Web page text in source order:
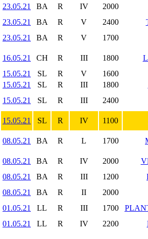
23.05.21
BA R IV 2000
23.05.21
BA R V 2400
23.05.21
BA R V 1700
16.05.21 CH R III 1800
15.05.21
SL R V 1600
15.05.21
SL R III 1800
15.05.21
SL R III 2400
15.05.21 SL R IV 1100
08.05.21 BA R L 1700
08.05.21 BA R IV 2000
08.05.21
BA R III 1200
08.05.21
BA R II 2000
01.05.21
LL R III 1700
01.05.21
LL R IV 2200